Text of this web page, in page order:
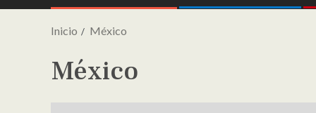
Inicio México
México